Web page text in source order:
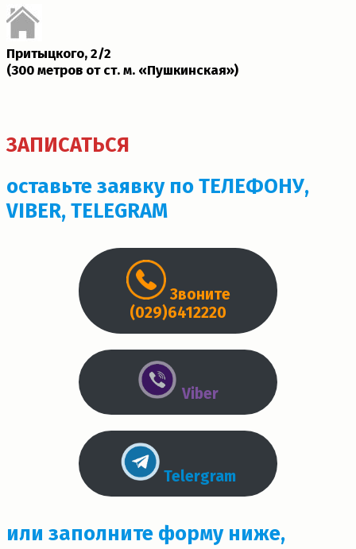
Притыцкого, 2/2
(300 метров от ст. м. «Пушкинская»)­
ЗАПИСАТЬСЯ
оставьте заявку по ТЕЛЕФОНУ,
VIBER, TELEGRAM
Звоните
(029)6412220
Viber
Telergram
или заполните форму ниже,